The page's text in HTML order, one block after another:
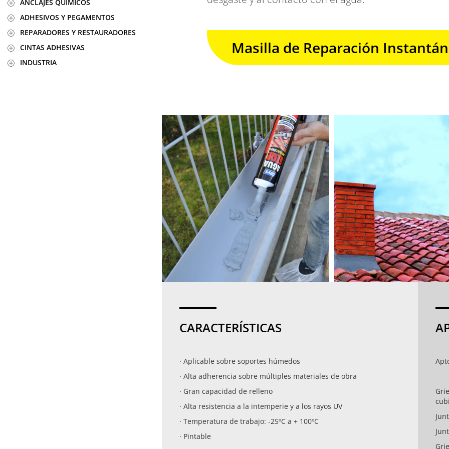
ANCLAJES QUÍMICOS
ADHESIVOS Y PEGAMENTOS
REPARADORES Y RESTAURADORES
CINTAS ADHESIVAS
INDUSTRIA
Masilla de Reparación
CARACTERÍSTICAS
· Aplicable sobre soportes húmedos
· Alta adherencia sobre múltiples materiales de obra
· Gran capacidad de relleno
· Alta resistencia a la intemperie y a los rayos UV
· Temperatura de trabajo: -25ºC a + 100ºC
· Pintable